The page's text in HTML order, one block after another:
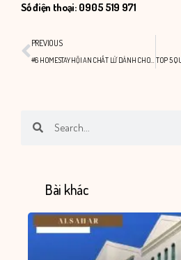
Số điện thoại: 0905 519 971
Prev
PREVIOUS
Bài khác